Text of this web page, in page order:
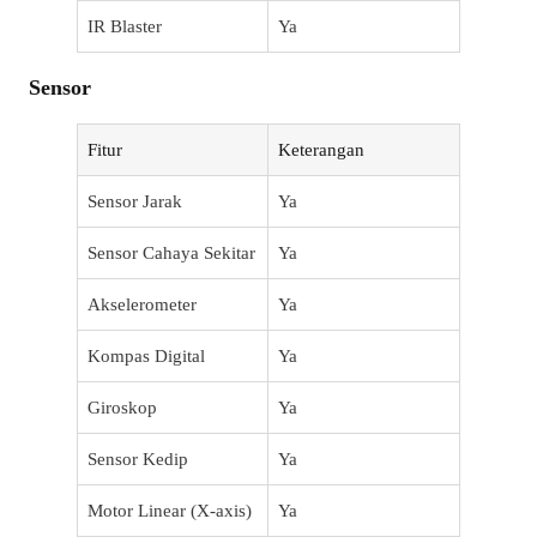
IR Blaster Ya
Sensor
Fitur Keterangan
Sensor Jarak Ya
Sensor Cahaya Sekitar Ya
Akselerometer Ya
Kompas Digital Ya
Giroskop Ya
Sensor Kedip Ya
Motor Linear (X-axis) Ya